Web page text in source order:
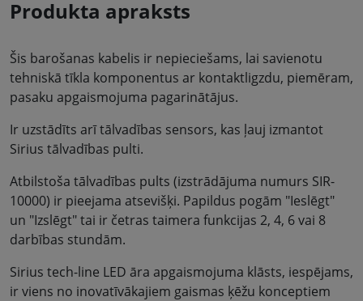
Produkta apraksts
Šis barošanas kabelis ir nepieciešams, lai savienotu
tehniskā tīkla komponentus ar kontaktligzdu, piemēram,
pasaku apgaismojuma pagarinātājus.
Ir uzstādīts arī tālvadības sensors, kas ļauj izmantot
Sirius tālvadības pulti.
Atbilstoša tālvadības pults (izstrādājuma numurs SIR-
10000) ir pieejama atsevišķi. Papildus pogām "Ieslēgt"
un "Izslēgt" tai ir četras taimera funkcijas 2, 4, 6 vai 8
darbības stundām.
Sirius tech-line LED āra apgaismojuma klāsts, iespējams,
ir viens no inovatīvākajiem gaismas ķēžu konceptiem